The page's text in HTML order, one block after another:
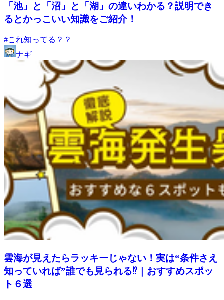
「池」と「沼」と「湖」の違いわかる？説明でき
るとかっこいい知識をご紹介！
#これ知ってる？？
ナギ
雲海が見えたらラッキーじゃない！実は“条件さえ
知っていれば”誰でも見られる⁉｜おすすめスポッ
ト６選